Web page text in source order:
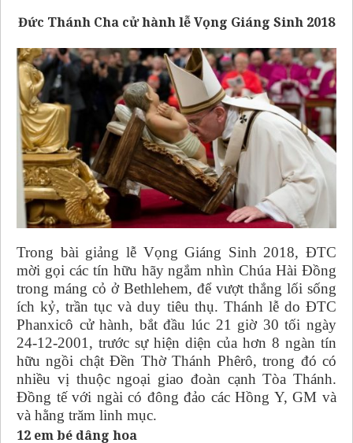
Đức Thánh Cha cử hành lễ Vọng Giáng Sinh 2018
Trong bài giảng lễ Vọng Giáng Sinh 2018, ĐTC
mời gọi các tín hữu hãy ngắm nhìn Chúa Hài Đồng
trong máng cỏ ở Bethlehem, để vượt thắng lối sống
ích kỷ, trần tục và duy tiêu thụ. Thánh lễ do ĐTC
Phanxicô cử hành, bắt đầu lúc 21 giờ 30 tối ngày
24-12-2001, trước sự hiện diện của hơn 8 ngàn tín
hữu ngồi chật Đền Thờ Thánh Phêrô, trong đó có
nhiều vị thuộc ngoại giao đoàn cạnh Tòa Thánh.
Đồng tế với ngài có đông đảo các Hồng Y, GM và
và hằng trăm linh mục.
12 em bé dâng hoa